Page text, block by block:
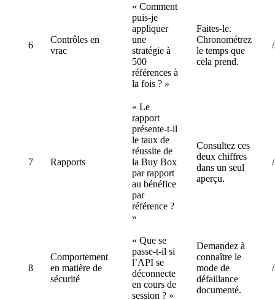
6
Contrôles en
vrac
« Comment
puis-je
appliquer
une
stratégie à
500
références à
la fois ? »
Faites-le.
Chronométrez
le temps que
cela prend.
7 Rapports
« Le
rapport
présente-t-il
le taux de
réussite de
la Buy Box
par rapport
au bénéfice
par
référence ?
»
Consultez ces
deux chiffres
dans un seul
aperçu.
8
Comportement
en matière de
sécurité
« Que se
passe-t-il si
l’API se
déconnecte
en cours de
session ? »
Demandez à
connaître le
mode de
défaillance
documenté.